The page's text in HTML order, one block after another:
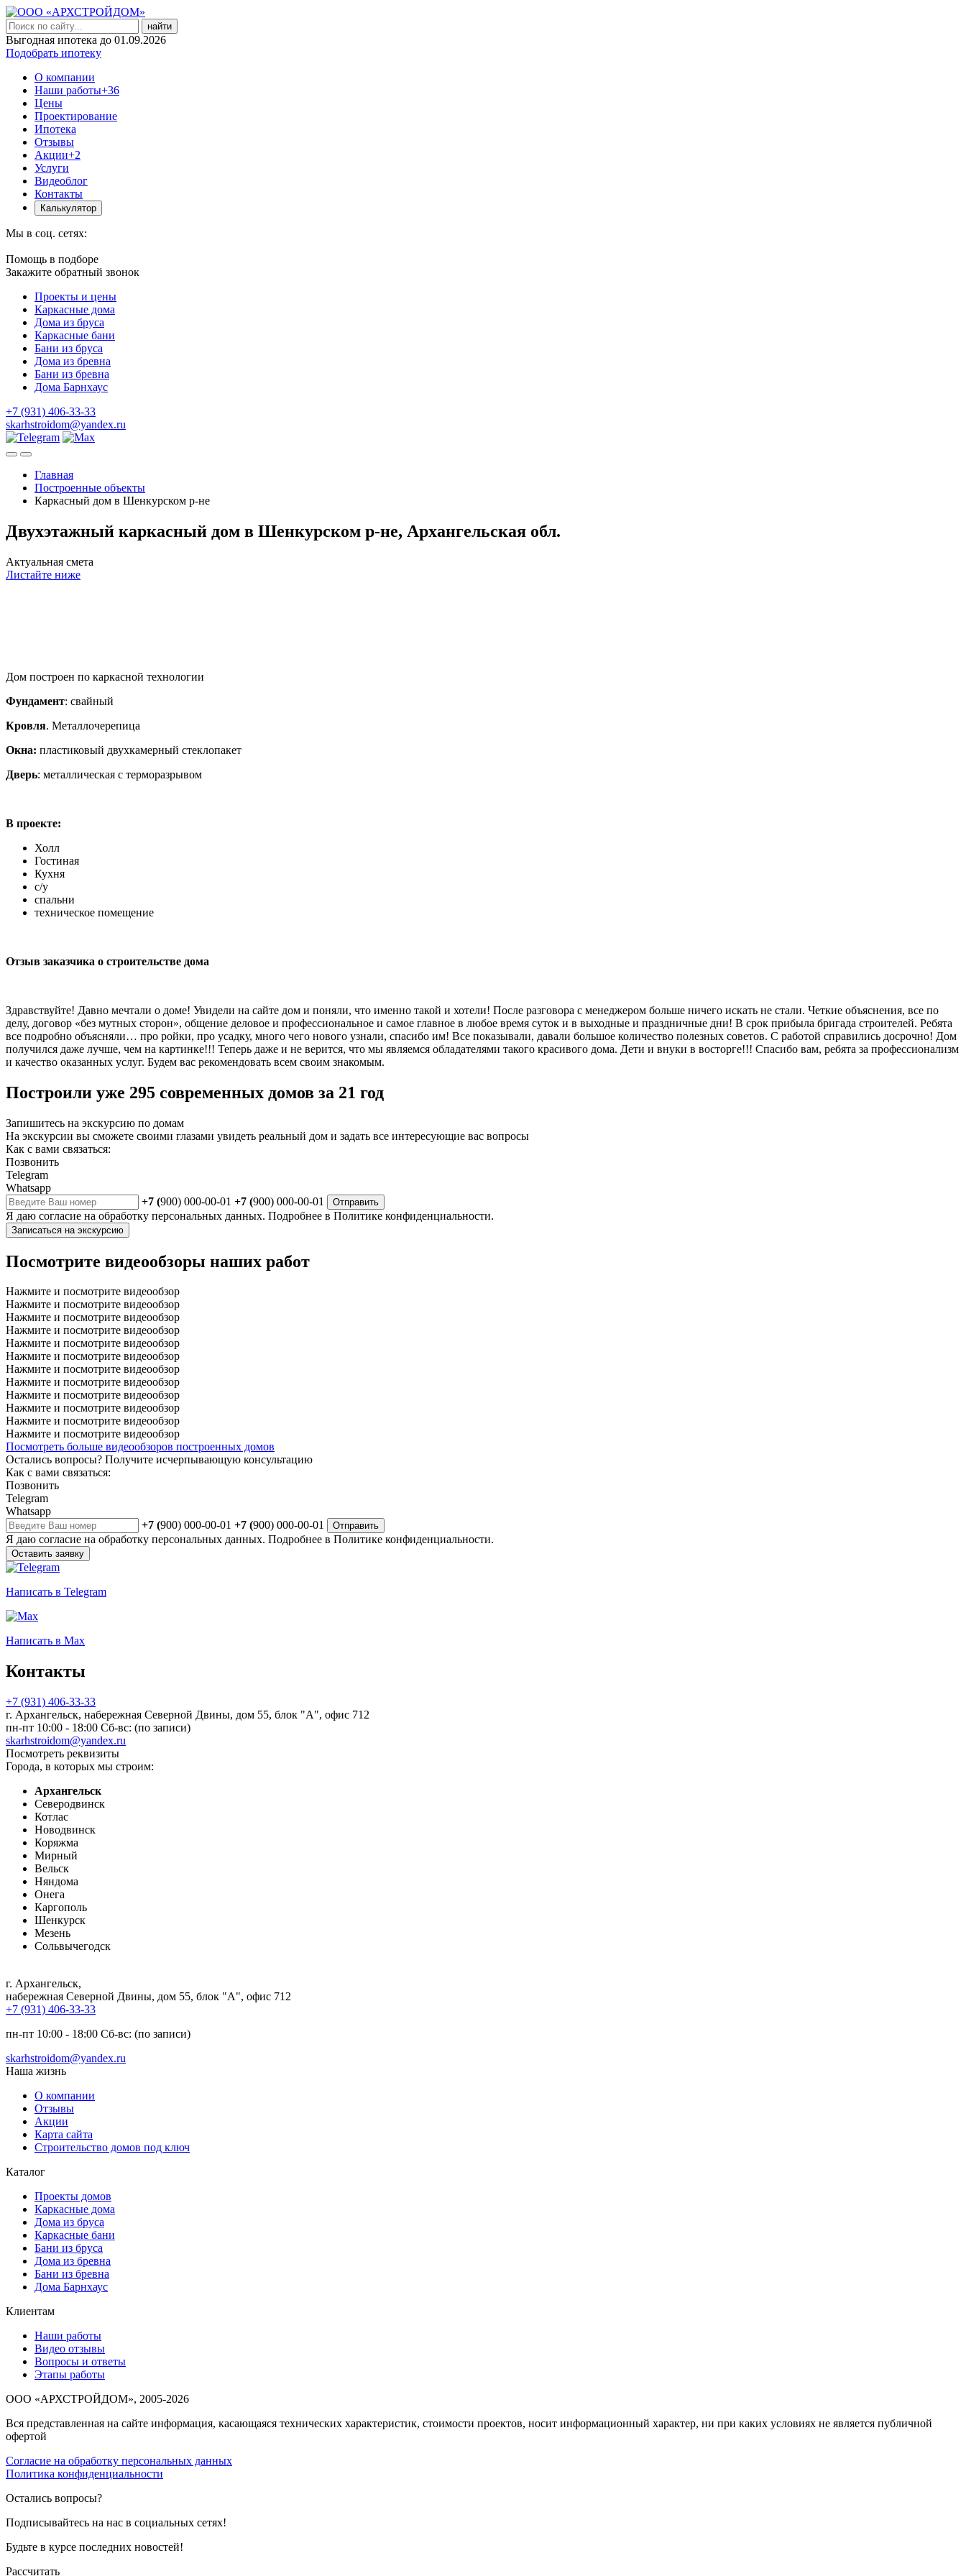
найти
Выгодная ипотека до 01.09.2026
Подобрать ипотеку
О компании
Наши работы+36
Цены
Проектирование
Ипотека
Отзывы
Акции+2
Услуги
Видеоблог
Контакты
Калькулятор
Мы в соц. сетях:
Помощь в подборе
Закажите обратный звонок
Проекты и цены
Каркасные дома
Дома из бруса
Каркасные бани
Бани из бруса
Дома из бревна
Бани из бревна
Дома Барнхаус
+7 (931) 406-33-33
skarhstroidom@yandex.ru
Главная
Построенные объекты
Каркасный дом в Шенкурском р-не
Двухэтажный каркасный дом в Шенкурском р-не, Архангельская обл.
Актуальная смета
Листайте ниже
Дом построен по каркасной технологии
Фундамент: свайный
Кровля. Металлочерепица
Окна: пластиковый двухкамерный стеклопакет
Дверь: металлическая с терморазрывом
В проекте:
Холл
Гостиная
Кухня
с/у
спальни
техническое помещение
Отзыв заказчика о строительстве дома
Здравствуйте! Давно мечтали о доме! Увидели на сайте дом и поняли, что именно такой и хотели! После разговора с менеджером больше ничего искать не стали. Четкие объяснения, все по
делу, договор «без мутных сторон», общение деловое и профессиональное и самое главное в любое время суток и в выходные и праздничные дни! В срок прибыла бригада строителей. Ребята
все подробно объясняли… про ройки, про усадку, много чего нового узнали, спасибо им! Все показывали, давали большое количество полезных советов. С работой справились досрочно! Дом
получился даже лучше, чем на картинке!!! Теперь даже и не верится, что мы являемся обладателями такого красивого дома. Дети и внуки в восторге!!! Спасибо вам, ребята за профессионализм
и качество оказанных услуг. Будем вас рекомендовать всем своим знакомым.
Построили уже 295 современных домов за 21 год
Запишитесь на экскурсию по домам
На экскурсии вы сможете своими глазами увидеть реальный дом и задать все интересующие вас вопросы
Как с вами связаться:
Позвонить
Telegram
Whatsapp
+7 (900) 000-00-01 +7 (900) 000-00-01 Отправить
Я даю согласие на обработку персональных данных. Подробнее в Политике конфиденциальности.
Записаться на экскурсию
Посмотрите видеообзоры наших работ
Нажмите и посмотрите видеообзор
Нажмите и посмотрите видеообзор
Нажмите и посмотрите видеообзор
Нажмите и посмотрите видеообзор
Нажмите и посмотрите видеообзор
Нажмите и посмотрите видеообзор
Нажмите и посмотрите видеообзор
Нажмите и посмотрите видеообзор
Нажмите и посмотрите видеообзор
Нажмите и посмотрите видеообзор
Нажмите и посмотрите видеообзор
Нажмите и посмотрите видеообзор
Посмотреть больше видеообзоров построенных домов
Остались вопросы? Получите исчерпывающую консультацию
Как с вами связаться:
Позвонить
Telegram
Whatsapp
+7 (900) 000-00-01 +7 (900) 000-00-01 Отправить
Я даю согласие на обработку персональных данных. Подробнее в Политике конфиденциальности.
Оставить заявку
Написать в Telegram
Написать в Max
Контакты
+7 (931) 406-33-33
г. Архангельск, набережная Северной Двины, дом 55, блок "А", офис 712
пн-пт 10:00 - 18:00 Сб-вс: (по записи)
skarhstroidom@yandex.ru
Посмотреть реквизиты
Города, в которых мы строим:
Архангельск
Северодвинск
Котлас
Новодвинск
Коряжма
Мирный
Вельск
Няндома
Онега
Каргополь
Шенкурск
Мезень
Сольвычегодск
г. Архангельск,
набережная Северной Двины, дом 55, блок "А", офис 712
+7 (931) 406-33-33
пн-пт 10:00 - 18:00 Сб-вс: (по записи)
skarhstroidom@yandex.ru
Наша жизнь
О компании
Отзывы
Акции
Карта сайта
Строительство домов под ключ
Каталог
Проекты домов
Каркасные дома
Дома из бруса
Каркасные бани
Бани из бруса
Дома из бревна
Бани из бревна
Дома Барнхаус
Клиентам
Наши работы
Видео отзывы
Вопросы и ответы
Этапы работы
ООО «АРХСТРОЙДОМ», 2005-2026
Вся представленная на сайте информация, касающаяся технических характеристик, стоимости проектов, носит информационный характер, ни при каких условиях не является публичной
офертой
Согласие на обработку персональных данных
Политика конфиденциальности
Остались вопросы?
Подписывайтесь на нас в социальных сетях!
Будьте в курсе последних новостей!
Рассчитать